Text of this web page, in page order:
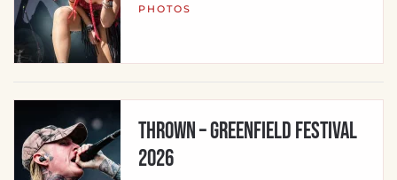
PHOTOS
THROWN – Greenfield Festival
2026